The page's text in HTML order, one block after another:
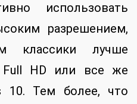
использовать
разрешением,
классики лучше
HD или все же
10. Тем более, что